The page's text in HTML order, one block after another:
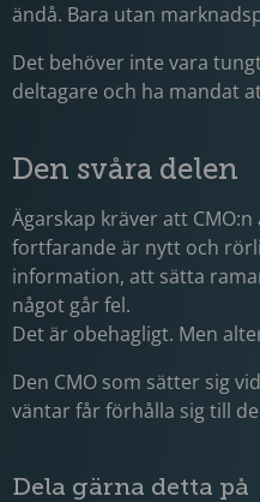
ändå. Bara utan
Det behöver inte vara
deltagare och ha mandat
Den svåra delen
Ägarskap kräver att
fortfarande är nytt och
information, att sätta
något går fel.
Det är obehagligt. Men
Den CMO som sätter sig
väntar får förhålla sig till
Dela gärna detta på